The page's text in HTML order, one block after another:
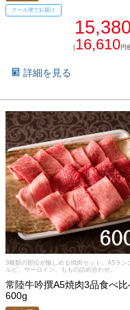
熨斗・カード
イイジマとは
ショップ一覧
マイページ
ゴルフコンペ
法人の方へ
よくある質問
食べ方レシピ
しゃぶ
BBQ
ステー
ハンバ
みそ漬
レトル
シャル
クール便でお届け
15,380
(16,610円
詳細を見る
3種類の部位が愉しめる焼肉セット。A5ラン
ルビ、サーロイン、ももの詰め合わせ。
常陸牛吟撰A5焼肉3品食べ比
600g